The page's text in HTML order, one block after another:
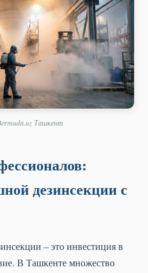
Ташкент
дезинсекции с
– это инвестиция в
В Ташкенте множество